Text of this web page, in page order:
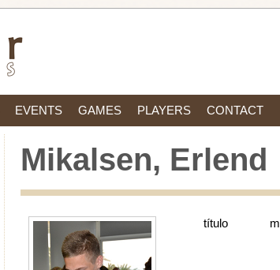
EVENTS GAMES PLAYERS CONTACT
Mikalsen, Erlend
título m